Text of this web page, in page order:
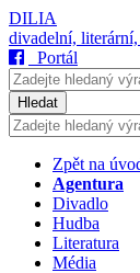
DILIA
divadelní,
Portál
Hledat
Zpět na
Agentura
Divadlo
Hudba
Literatura
Média